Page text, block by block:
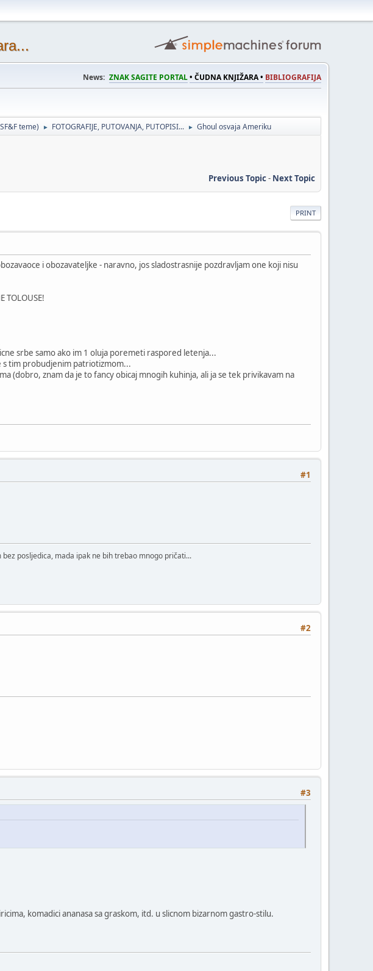
News: ZNAK SAGITE PORTAL• ČUDNA KNJIŽARA • BIBLIOGRAFIJA
teme) ► FOTOGRAFIJE, PUTOVANJA, PUTOPISI... ► Ghoul osvaja Ameriku
Previous Topic- Next Topic
PRINT
i obozavateljke - naravno, jos sladostrasnije pozdravljam one koji nisu
TOLOUSE!
srbe samo ako im 1 oluja poremeti raspored letenja...
s tim probudjenim patriotizmom...
(dobro, znam da je to fancy obicaj mnogih kuhinja, ali ja se tek privikavam na
#1
posljedica, mada ipak ne bih trebao mnogo pričati...
#2
#3
komadici ananasa sa graskom, itd. u slicnom bizarnom gastro-stilu.